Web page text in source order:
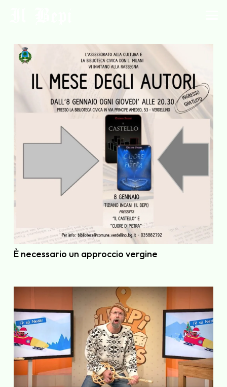
È necessario un approccio vergine